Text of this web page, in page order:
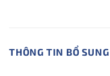
THÔNG TIN BỔ SUNG